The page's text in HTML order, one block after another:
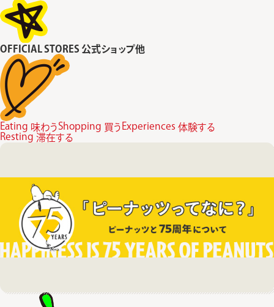
OFFICIAL STORES 公式ショップ他
Eating 味わうShopping 買う Experiences 体験する
Resting 滞在する